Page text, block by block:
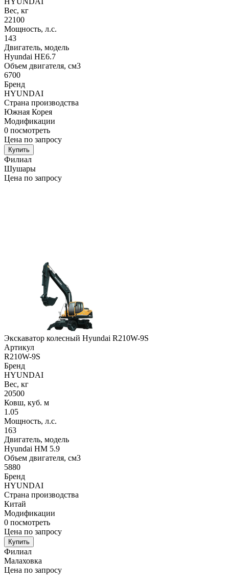
Вес, кг
22100
Мощность, л.с.
143
Двигатель, модель
Hyundai HE6.7
Объем двигателя, см3
6700
Бренд
HYUNDAI
Страна производства
Южная Корея
Модификации
0 посмотреть
Цена по запросу
Купить
Филиал
Шушары
Цена по запросу
Экскаватор колесный Hyundai R210W-9S
Артикул
R210W-9S
Бренд
HYUNDAI
Вес, кг
20500
Ковш, куб. м
1.05
Мощность, л.с.
163
Двигатель, модель
Hyundai HM 5.9
Объем двигателя, см3
5880
Бренд
HYUNDAI
Страна производства
Китай
Модификации
0 посмотреть
Цена по запросу
Купить
Филиал
Малаховка
Цена по запросу